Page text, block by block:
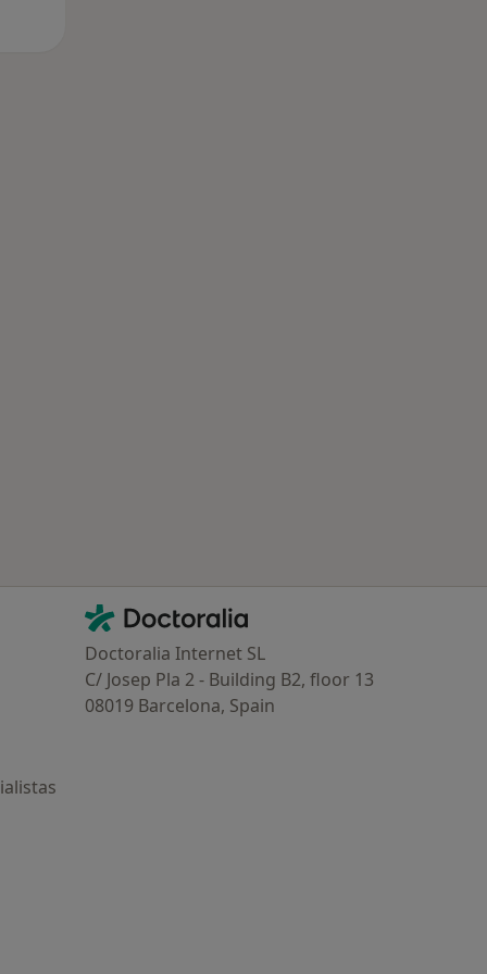
Contacto
Doctoralia - Página de inicio
Doctoralia Internet SL
C/ Josep Pla 2 - Building B2, floor 13
08019 Barcelona, Spain